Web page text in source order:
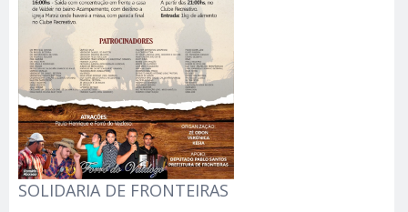
SOLIDARIA DE FRONTEIRAS